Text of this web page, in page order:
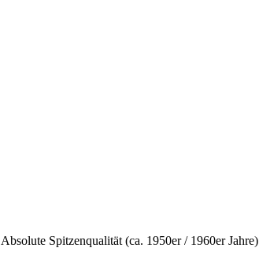
Spitzenqualität (ca. 1950er / 1960er Jahre)